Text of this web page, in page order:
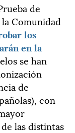
de
Comunidad
los
en la
se han
de
con
las distintas